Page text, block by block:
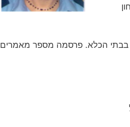
בבתי הכלא. פרסמה מספר מאמרים